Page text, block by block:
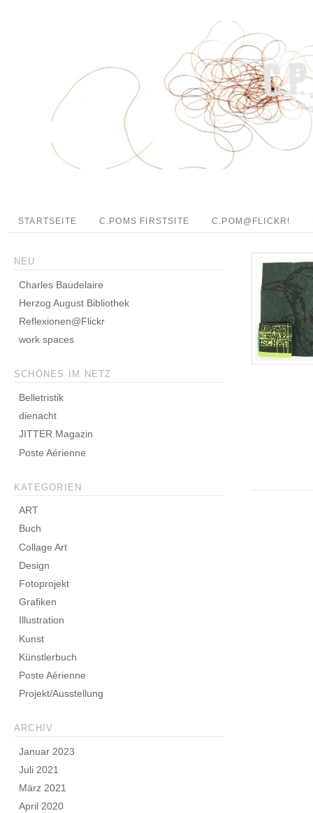
STARTSEITE C.POMS FIRSTSITE C.POM@FLICKR!
NEU
Charles Baudelaire
Herzog August Bibliothek
Reflexionen@Flickr
work spaces
SCHÖNES IM NETZ
Belletristik
dienacht
JITTER Magazin
Poste Aérienne
KATEGORIEN
ART
Buch
Collage Art
Design
Fotoprojekt
Grafiken
Illustration
Kunst
Künstlerbuch
Poste Aérienne
Projekt/Ausstellung
ARCHIV
Januar 2023
Juli 2021
März 2021
April 2020